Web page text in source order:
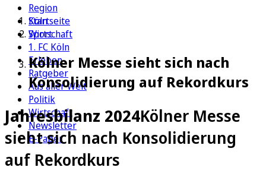
Region
Köln
Sport
1. FC Köln
Erleben
Ratgeber
Aus aller Welt
Politik
Wirtschaft
Newsletter
E-Paper
Startseite
Wirtschaft
Kölner Messe sieht sich nach
Konsolidierung auf Rekordkurs
Jahresbilanz 2024Kölner Messe
sieht sich nach Konsolidierung
auf Rekordkurs